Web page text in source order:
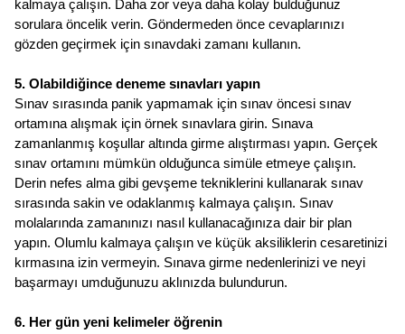
kalmaya çalışın. Daha zor veya daha kolay bulduğunuz
sorulara öncelik verin. Göndermeden önce cevaplarınızı
gözden geçirmek için sınavdaki zamanı kullanın.
5. Olabildiğince deneme sınavları yapın
Sınav sırasında panik yapmamak için sınav öncesi sınav
ortamına alışmak için örnek sınavlara girin. Sınava
zamanlanmış koşullar altında girme alıştırması yapın. Gerçek
sınav ortamını mümkün olduğunca simüle etmeye çalışın.
Derin nefes alma gibi gevşeme tekniklerini kullanarak sınav
sırasında sakin ve odaklanmış kalmaya çalışın. Sınav
molalarında zamanınızı nasıl kullanacağınıza dair bir plan
yapın. Olumlu kalmaya çalışın ve küçük aksiliklerin cesaretinizi
kırmasına izin vermeyin. Sınava girme nedenlerinizi ve neyi
başarmayı umduğunuzu aklınızda bulundurun.
6. Her gün yeni kelimeler öğrenin